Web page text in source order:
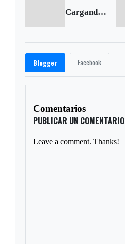
Cargando anterior...
Blogger Facebook
Comentarios
PUBLICAR UN COMENTARIO
Leave a comment. Thanks!